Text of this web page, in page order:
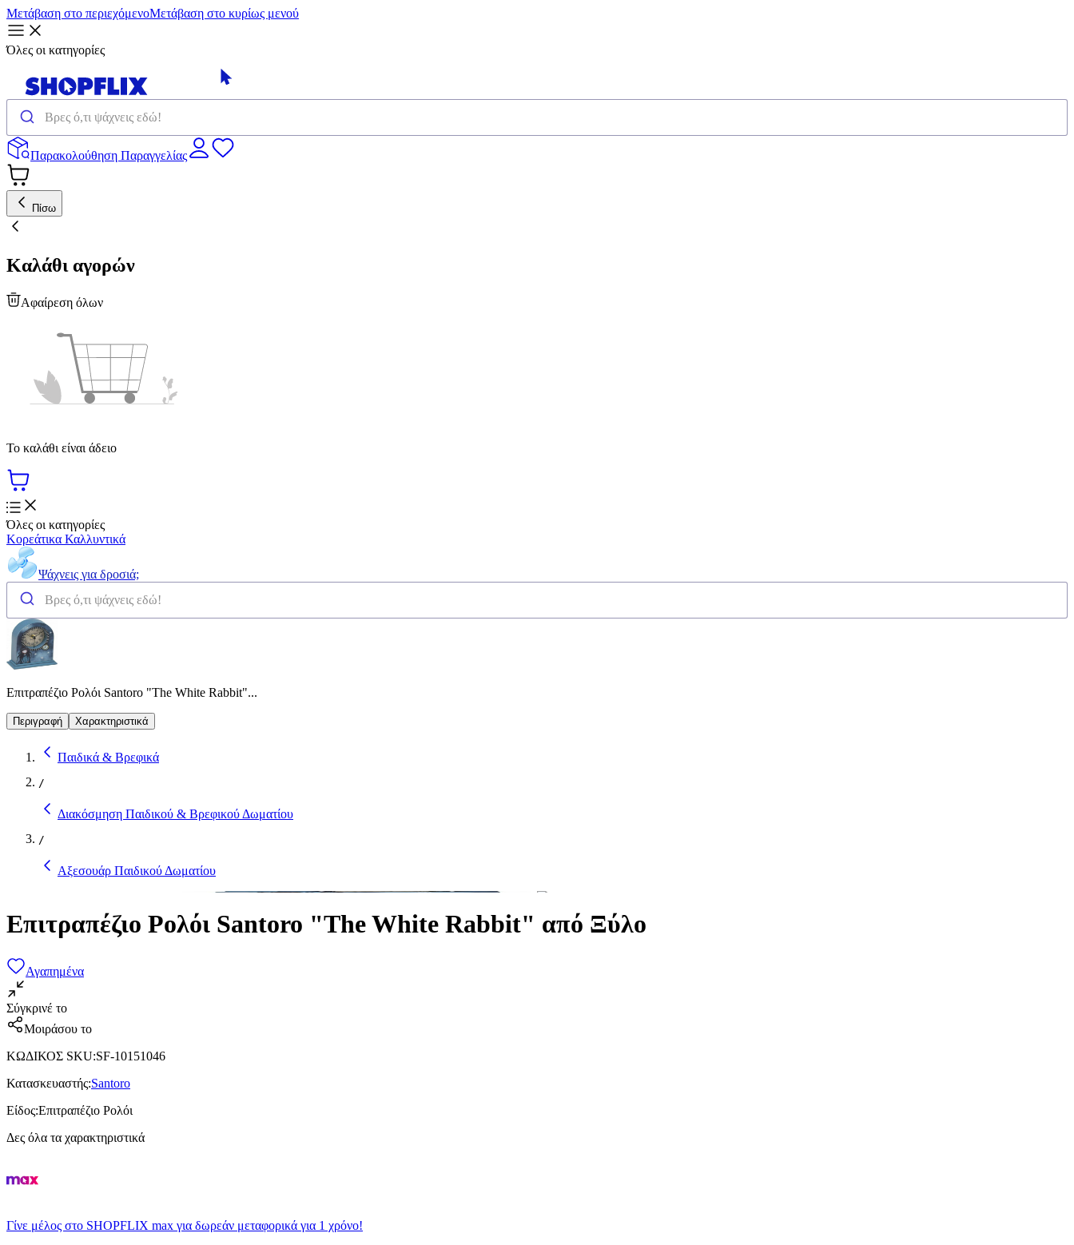
Μετάβαση στο περιεχόμενοΜετάβαση στο κυρίως μενού
Όλες οι κατηγορίες
Παρακολούθηση Παραγγελίας
Πίσω
Καλάθι αγορών
Αφαίρεση όλων
Το καλάθι είναι άδειο
Όλες οι κατηγορίες
Κορεάτικα Καλλυντικά
Ψάχνεις για δροσιά;
Επιτραπέζιο Ρολόι Santoro "The White Rabbit"...
Περιγραφή Χαρακτηριστικά
Παιδικά & Βρεφικά
/
Διακόσμηση Παιδικού & Βρεφικού Δωματίου
/
Αξεσουάρ Παιδικού Δωματίου
Επιτραπέζιο Ρολόι Santoro "The White Rabbit" από Ξύλο
Αγαπημένα
Σύγκρινέ το
Μοιράσου το
ΚΩΔΙΚΟΣ SKU:SF-10151046
Κατασκευαστής:Santoro
Είδος:Επιτραπέζιο Ρολόι
Δες όλα τα χαρακτηριστικά
Γίνε μέλος στο SHOPFLIX max για δωρεάν μεταφορικά για 1 χρόνο!